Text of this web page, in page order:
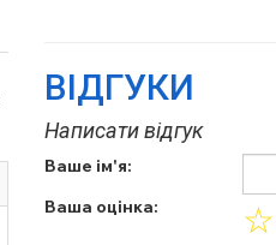
ВІДГУКИ
Написати відгук
Ваше ім'я:
Ваша оцінка:
☆